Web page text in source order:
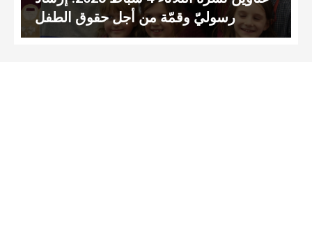
رسوليّ وقمّة من أجل حقوق الطفل